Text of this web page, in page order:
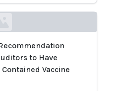
to Have
Vaccine